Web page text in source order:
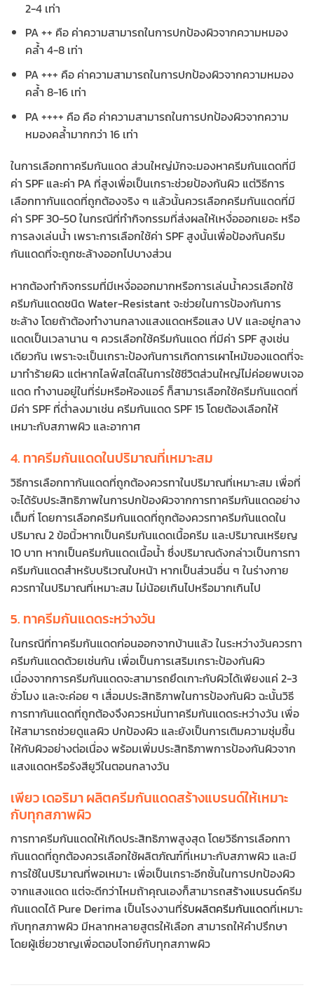
2-4 เท่า
PA ++ คือ ค่าความสามารถในการปกป้องผิวจากความหมอง
คล้ำ 4-8 เท่า
PA +++ คือ ค่าความสามารถในการปกป้องผิวจากความหมอง
คล้ำ 8-16 เท่า
PA ++++ คือ คือ ค่าความสามารถในการปกป้องผิวจากความ
หมองคล้ำมากกว่า 16 เท่า
ในการเลือกทาครีมกันแดด ส่วนใหญ่มักจะมองหาครีมกันแดดที่มี
ค่า SPF และค่า PA ที่สูงเพื่อเป็นเกราะช่วยป้องกันผิว แต่วิธีการ
เลือกทากันแดดที่ถูกต้องจริง ๆ แล้วนั้นควรเลือกครีมกันแดดที่มี
ค่า SPF 30-50 ในกรณีที่ทำกิจกรรมที่ส่งผลให้เหงื่อออกเยอะ หรือ
การลงเล่นน้ำ เพราะการเลือกใช้ค่า SPF สูงนั้นเพื่อป้องกันครีม
กันแดดที่จะถูกชะล้างออกไปบางส่วน
หากต้องทำกิจกรรมที่มีเหงื่อออกมากหรือการเล่นน้ำควรเลือกใช้
ครีมกันแดดชนิด Water-Resistant จะช่วยในการป้องกันการ
ชะล้าง โดยถ้าต้องทำงานกลางแสงแดดหรือแสง UV และอยู่กลาง
แดดเป็นเวลานาน ๆ ควรเลือกใช้ครีมกันแดด ที่มีค่า SPF สูงเช่น
เดียวกัน เพราะจะเป็นเกราะป้องกันการเกิดการเผาไหม้ของแดดที่จะ
มาทำร้ายผิว แต่หากไลฟ์สไตล์ในการใช้ชีวิตส่วนใหญ่ไม่ค่อยพบเจอ
แดด ทำงานอยู่ในที่ร่มหรือห้องแอร์ ก็สามารเลือกใช้ครีมกันแดดที่
มีค่า SPF ที่ต่ำลงมาเช่น ครีมกันแดด SPF 15 โดยต้องเลือกให้
เหมาะกับสภาพผิว และอากาศ
4. ทาครีมกันแดดในปริมาณที่เหมาะสม
วิธีการเลือกทากันแดดที่ถูกต้องควรทาในปริมาณที่เหมาะสม เพื่อที่
จะได้รับประสิทธิภาพในการปกป้องผิวจากการทาครีมกันแดดอย่าง
เต็มที่ โดยการเลือกครีมกันแดดที่ถูกต้องควรทาครีมกันแดดใน
ปริมาณ 2 ข้อนิ้วหากเป็นครีมกันแดดเนื้อครีม และปริมาณเหรียญ
10 บาท หากเป็นครีมกันแดดเนื้อน้ำ ซึ่งปริมาณดังกล่าวเป็นการทา
ครีมกันแดดสำหรับบริเวณใบหน้า หากเป็นส่วนอื่น ๆ ในร่างกาย
ควรทาในปริมาณที่เหมาะสม ไม่น้อยเกินไปหรือมากเกินไป
5. ทาครีมกันแดดระหว่างวัน
ในกรณีที่ทาครีมกันแดดก่อนออกจากบ้านแล้ว ในระหว่างวันควรทา
ครีมกันแดดด้วยเช่นกัน เพื่อเป็นการเสริมเกราะป้องกันผิว
เนื่องจากการครีมกันแดดจะสามารถยึดเกาะกับผิวได้เพียงแค่ 2-3
ชั่วโมง และจะค่อย ๆ เสื่อมประสิทธิภาพในการป้องกันผิว ฉะนั้นวิธี
การทากันแดดที่ถูกต้องจึงควรหมั่นทาครีมกันแดดระหว่างวัน เพื่อ
ให้สามารถช่วยดูแลผิว ปกป้องผิว และยังเป็นการเติมความชุ่มชื้น
ให้กับผิวอย่างต่อเนื่อง พร้อมเพิ่มประสิทธิภาพการป้องกันผิวจาก
แสงแดดหรือรังสียูวีในตอนกลางวัน
เพียว เดอริมา ผลิตครีมกันแดดสร้างแบรนด์ให้เหมาะ
กับทุกสภาพผิว
การทาครีมกันแดดให้เกิดประสิทธิภาพสูงสุด โดยวิธีการเลือกทา
กันแดดที่ถูกต้องควรเลือกใช้ผลิตภัณฑ์ที่เหมาะกับสภาพผิว และมี
การใช้ในปริมาณที่พอเหมาะ เพื่อเป็นเกราะอีกชั้นในการปกป้องผิว
จากแสงแดด แต่จะดีกว่าไหมถ้าคุณเองก็สามารถสร้างแบรนด์ครีม
กันแดดได้ Pure Derima เป็นโรงงานที่รับผลิตครีมกันแดดที่เหมาะ
กับทุกสภาพผิว มีหลากหลายสูตรให้เลือก สามารถให้คำปรึกษา
โดยผู้เชี่ยวชาญเพื่อตอบโจทย์กับทุกสภาพผิว